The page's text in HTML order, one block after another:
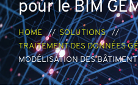
pour le BIM
HOME
SOLUTIONS
TRAITEMENT DES DONNÉES
MODÉLISATION DES